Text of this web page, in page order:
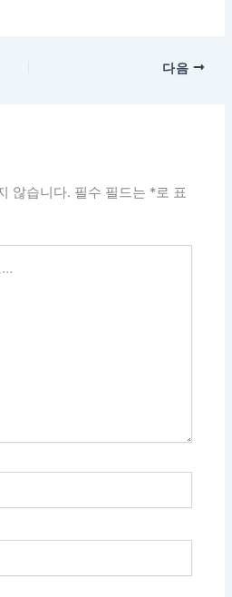
다음
않습니다. 필수 필드는 *로 표